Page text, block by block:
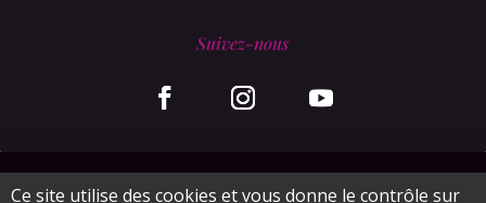
Suivez-nous
© MonaGraphic 2020
Ce site utilise des cookies et vous donne le contrôle sur